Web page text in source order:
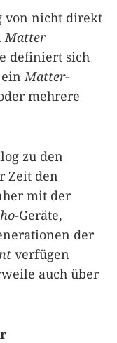
von nicht direkt
Matter
definiert sich
Matter-
mehrere
zu den
Zeit den
mit der
-Geräte,
der
verfügen
auch über